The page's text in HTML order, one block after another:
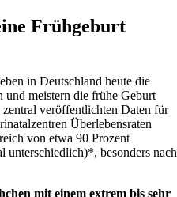
Frühgeburt
in Deutschland heute die
und meistern die frühe Geburt
veröffentlichten Daten für
Überlebensraten
von etwa 90 Prozent
unterschiedlich)*, besonders nach
mit einem extrem bis sehr